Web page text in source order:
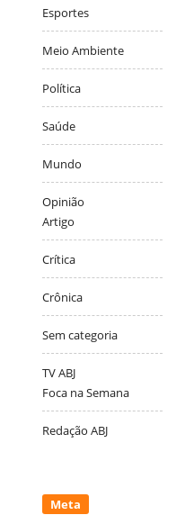
Esportes
Meio Ambiente
Política
Saúde
Mundo
Opinião
Artigo
Crítica
Crônica
Sem categoria
TV ABJ
Foca na Semana
Redação ABJ
Meta